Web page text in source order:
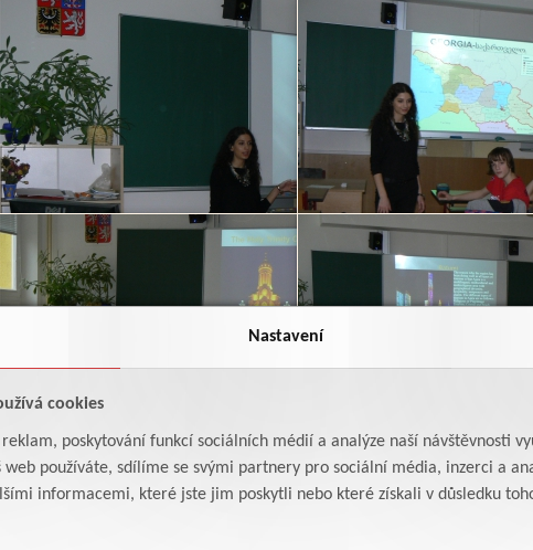
Nastavení
cookies
reklam, poskytování funkcí sociálních médií a analýze naší návštěvnosti
web používáte, sdílíme se svými partnery pro sociální média, inzerci a
informacemi, které jste jim poskytli nebo které získali v důsledku